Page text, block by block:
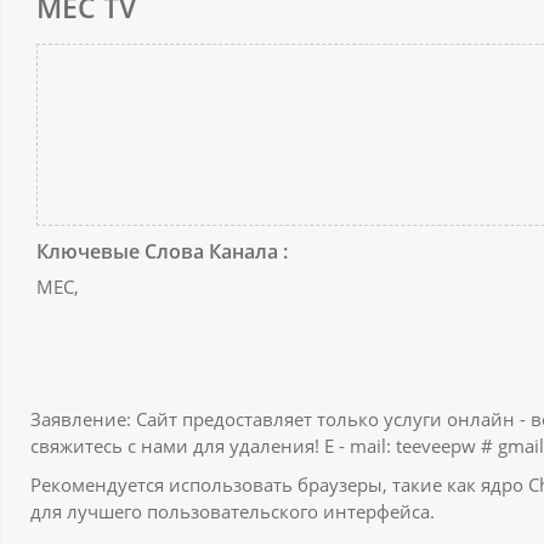
Ключевые Слова Канала :
MEC,
Заявление: Сайт предоставляет только услуги онлайн
свяжитесь с нами для удаления! E - mail: teeveepw #
Рекомендуется использовать браузеры, такие как
для лучшего пользовательского интерфейса.